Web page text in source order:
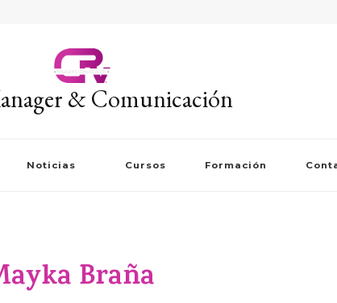
& Comunicación
Noticias Cursos Formación
Braña